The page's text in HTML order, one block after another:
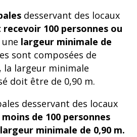
desservant des locaux
100 personnes ou
largeur minimale de
sont composées de
la largeur minimale
doit être de 0,90 m.
desservant des locaux
de 100 personnes
largeur minimale de 0,90 m.